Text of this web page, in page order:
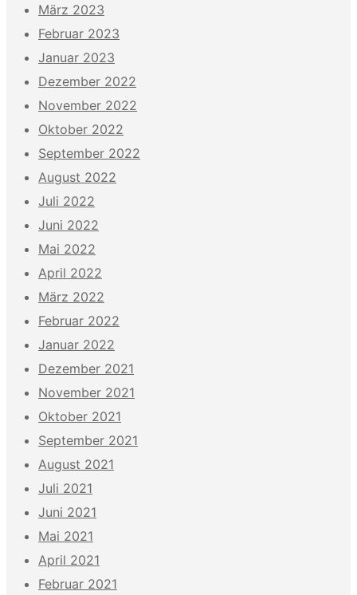
März 2023
Februar 2023
Januar 2023
Dezember 2022
November 2022
Oktober 2022
September 2022
August 2022
Juli 2022
Juni 2022
Mai 2022
April 2022
März 2022
Februar 2022
Januar 2022
Dezember 2021
November 2021
Oktober 2021
September 2021
August 2021
Juli 2021
Juni 2021
Mai 2021
April 2021
Februar 2021